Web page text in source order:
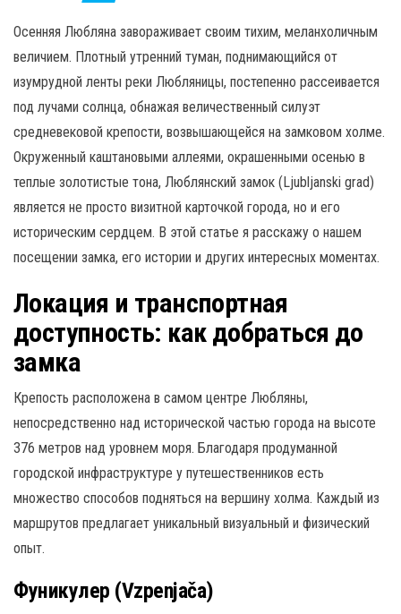
Осенняя Любляна завораживает своим тихим, меланхоличным
величием. Плотный утренний туман, поднимающийся от
изумрудной ленты реки Любляницы, постепенно рассеивается
под лучами солнца, обнажая величественный силуэт
средневековой крепости, возвышающейся на замковом холме.
Окруженный каштановыми аллеями, окрашенными осенью в
теплые золотистые тона, Люблянский замок (Ljubljanski grad)
является не просто визитной карточкой города, но и его
историческим сердцем. В этой статье я расскажу о нашем
посещении замка, его истории и других интересных моментах.
Локация и транспортная
доступность: как добраться до
замка
Крепость расположена в самом центре Любляны,
непосредственно над исторической частью города на высоте
376 метров над уровнем моря. Благодаря продуманной
городской инфраструктуре у путешественников есть
множество способов подняться на вершину холма. Каждый из
маршрутов предлагает уникальный визуальный и физический
опыт.
Фуникулер (Vzpenjača)